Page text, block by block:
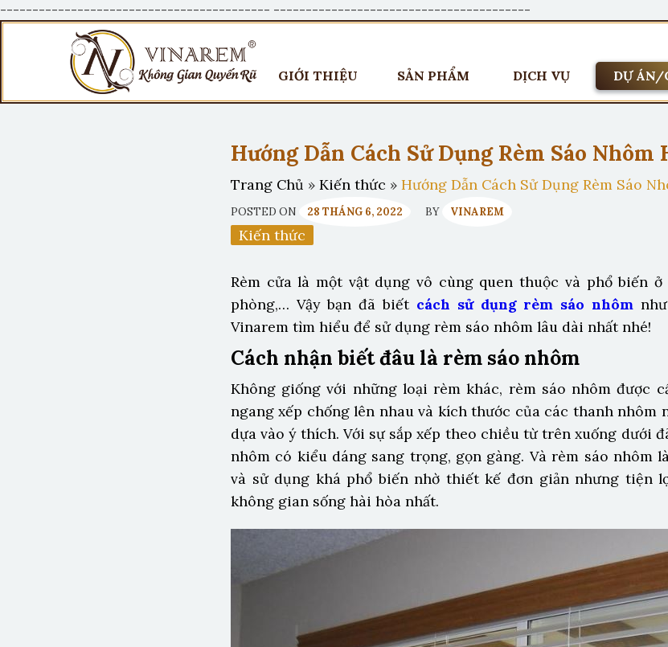
------------------------------------------ ----------------------------------------
GIỚI THIỆU SẢN PHẨM DỊCH VỤ DỰ ÁN/
Hướng Dẫn Cách Sử Dụng Rèm Sáo Nhôm
Trang Chủ » Kiến thức » Hướng Dẫn Cách Sử Dụng Rèm Sáo
POSTED ON 28 THÁNG 6, 2022 BY VINAREM
Kiến thức
Rèm cửa là một vật dụng vô cùng quen thuộc và phổ biến
phòng,… Vậy bạn đã biết cách sử dụng rèm sáo nhôm
Vinarem tìm hiểu để sử dụng rèm sáo nhôm lâu dài nhất nhé!
Cách nhận biết đâu là rèm sáo nhôm
Không giống với những loại rèm khác, rèm sáo nhôm được
ngang xếp chống lên nhau và kích thước của các thanh nhôm
dựa vào ý thích. Với sự sắp xếp theo chiều từ trên xuống dưới
nhôm có kiểu dáng sang trọng, gọn gàng. Và rèm sáo nhôm
và sử dụng khá phổ biến nhờ thiết kế đơn giản nhưng tiện
không gian sống hài hòa nhất.